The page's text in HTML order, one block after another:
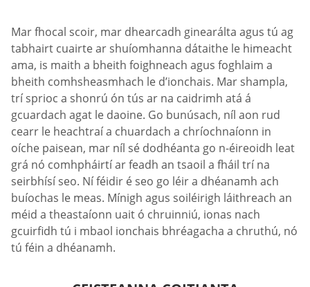
Mar fhocal scoir, mar dhearcadh ginearálta agus tú ag
tabhairt cuairte ar shuíomhanna dátaithe le himeacht
ama, is maith a bheith foighneach agus foghlaim a
bheith comhsheasmhach le d’ionchais. Mar shampla,
trí sprioc a shonrú ón tús ar na caidrimh atá á
gcuardach agat le daoine. Go bunúsach, níl aon rud
cearr le heachtraí a chuardach a chríochnaíonn in
oíche paisean, mar níl sé dodhéanta go n-éireoidh leat
grá nó comhpháirtí ar feadh an tsaoil a fháil trí na
seirbhísí seo. Ní féidir é seo go léir a dhéanamh ach
buíochas le meas. Mínigh agus soiléirigh láithreach an
méid a theastaíonn uait ó chruinniú, ionas nach
gcuirfidh tú i mbaol ionchais bhréagacha a chruthú, nó
tú féin a dhéanamh.